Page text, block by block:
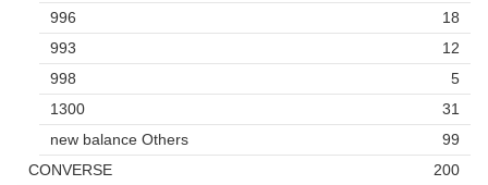
996
18
993
12
998
5
1300
31
new balance Others
99
CONVERSE
200